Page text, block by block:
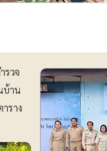
รวจ
บ้าน
ราง